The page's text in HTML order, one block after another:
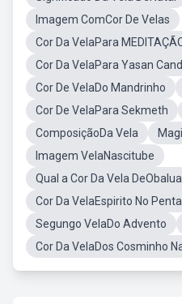
Imagem ComCor De Velas
Cor Da VelaPara
Cor Da VelaPara Yasan
Cor De VelaDo Mandrinho
Cor De VelaPara Sekmeth
ComposiçãoDa Vela
Imagem VelaNascitube
Qual a Cor Da Vela
Cor Da VelaEspirito No
Segungo VelaDo Advento
Cor Da VelaDos Cosminho